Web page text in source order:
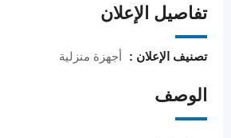
تفاصيل الإعلان
تصنيف الإعلان : أجهزة منزلية
الوصف